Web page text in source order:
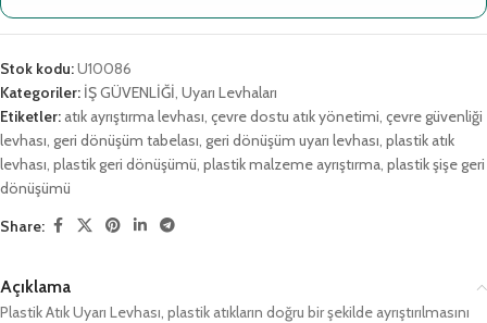
Stok kodu:U10086
Kategoriler: İŞ GÜVENLİĞİ, Uyarı Levhaları
Etiketler:atık ayrıştırma levhası, çevre dostu atık yönetimi, çevre güvenliği
levhası, geri dönüşüm tabelası, geri dönüşüm uyarı levhası, plastik atık
levhası, plastik geri dönüşümü, plastik malzeme ayrıştırma, plastik şişe geri
dönüşümü
Share:
Açıklama
Plastik Atık Uyarı Levhası, plastik atıkların doğru bir şekilde ayrıştırılmasını